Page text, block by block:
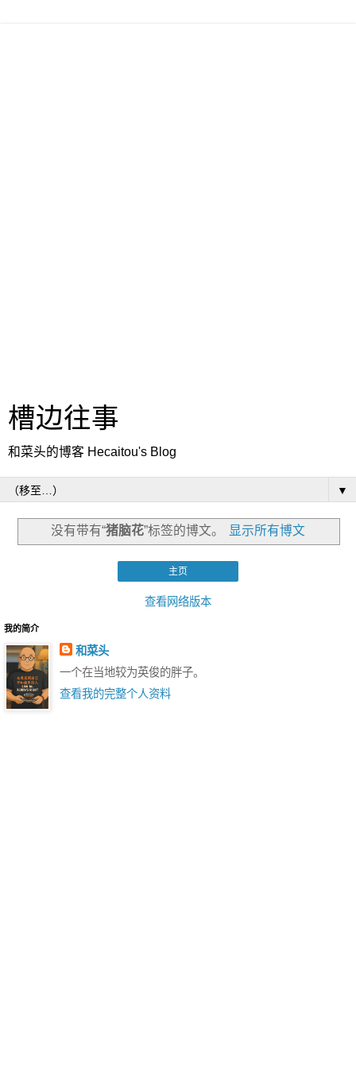
槽边往事
和菜头的博客 Hecaitou's Blog
▼
没有带有“猪脑花”标签的博文。 显示所有博文
主页
查看网络版本
我的简介
和菜头
一个在当地较为英俊的胖子。
查看我的完整个人资料